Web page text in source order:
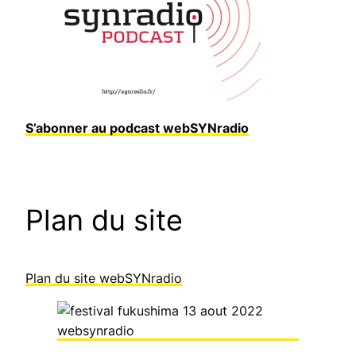
S’abonner au podcast webSYNradio
Plan du site
Plan du site webSYNradio